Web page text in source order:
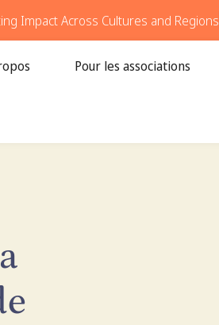
Impact Across Cultures and Regions
Pour les associations